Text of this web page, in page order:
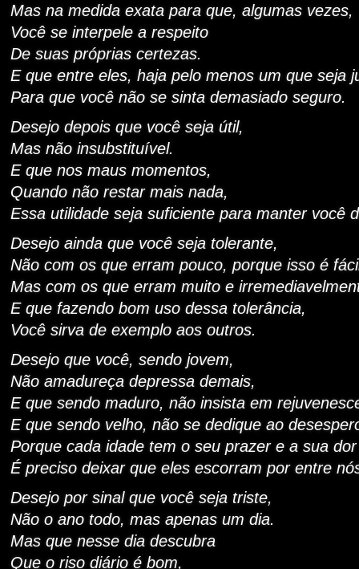
Mas na medida exata para que, algumas vezes,
Você se interpele a respeito
De suas próprias certezas.
E que entre eles, haja pelo menos um que seja
Para que você não se sinta demasiado seguro.
Desejo depois que você seja útil,
Mas não insubstituível.
E que nos maus momentos,
Quando não restar mais nada,
Essa utilidade seja suficiente para manter você
Desejo ainda que você seja tolerante,
Não com os que erram pouco, porque isso é
Mas com os que erram muito e
E que fazendo bom uso dessa tolerância,
Você sirva de exemplo aos outros.
Desejo que você, sendo jovem,
Não amadureça depressa demais,
E que sendo maduro, não insista em
E que sendo velho, não se dedique ao
Porque cada idade tem o seu prazer e a sua
É preciso deixar que eles escorram por entre
Desejo por sinal que você seja triste,
Não o ano todo, mas apenas um dia.
Mas que nesse dia descubra
Que o riso diário é bom,